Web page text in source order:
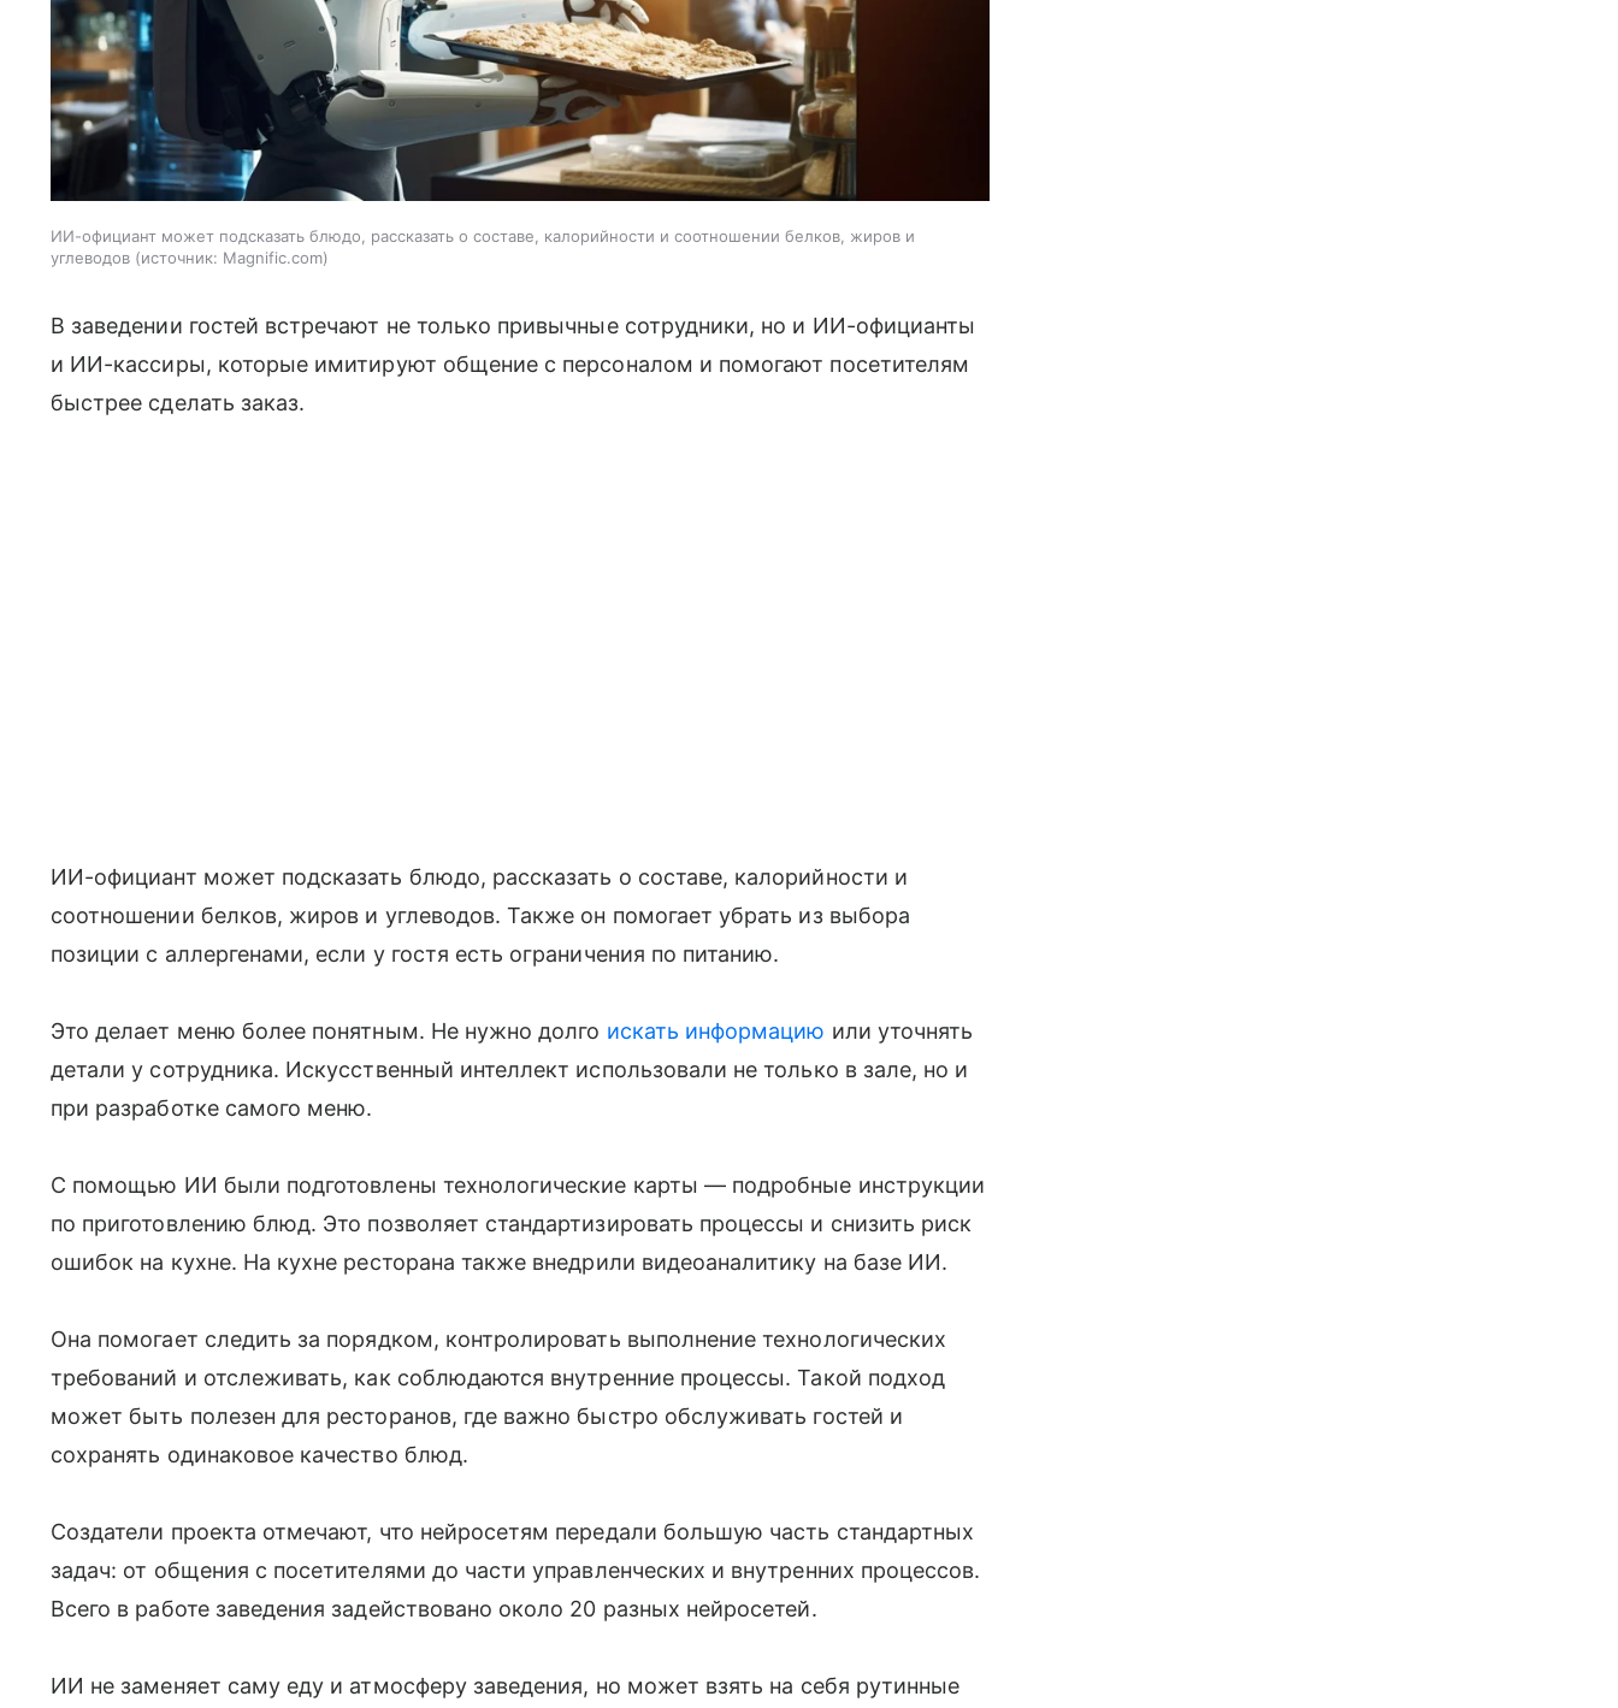
ИИ-официант может подсказать блюдо, рассказать о составе, калорийности и соотношении белков, жиров и
углеводов
источник: Magnific.com
В заведении гостей встречают не только привычные сотрудники, но и ИИ-официанты
и ИИ-кассиры, которые имитируют общение с персоналом и помогают посетителям
быстрее сделать заказ.
ИИ-официант может подсказать блюдо, рассказать о составе, калорийности и
соотношении белков, жиров и углеводов. Также он помогает убрать из выбора
позиции с аллергенами, если у гостя есть ограничения по питанию.
Это делает меню более понятным. Не нужно долго искать информацию или уточнять
детали у сотрудника. Искусственный интеллект использовали не только в зале, но и
при разработке самого меню.
С помощью ИИ были подготовлены технологические карты — подробные инструкции
по приготовлению блюд. Это позволяет стандартизировать процессы и снизить риск
ошибок на кухне. На кухне ресторана также внедрили видеоаналитику на базе ИИ.
Она помогает следить за порядком, контролировать выполнение технологических
требований и отслеживать, как соблюдаются внутренние процессы. Такой подход
может быть полезен для ресторанов, где важно быстро обслуживать гостей и
сохранять одинаковое качество блюд.
Создатели проекта отмечают, что нейросетям передали большую часть стандартных
задач: от общения с посетителями до части управленческих и внутренних процессов.
Всего в работе заведения задействовано около 20 разных нейросетей.
ИИ не заменяет саму еду и атмосферу заведения, но может взять на себя рутинные